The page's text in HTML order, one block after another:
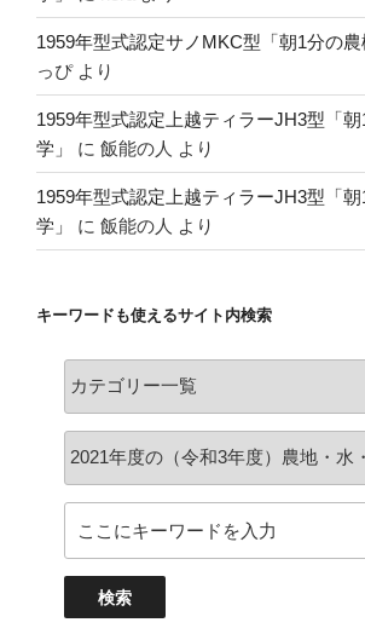
1959年型式認定サノMKC型「朝1分の農
っぴより
1959年型式認定上越ティラーJH3型「
学」
に 飯能の人 より
1959年型式認定上越ティラーJH3型「
学」
に 飯能の人 より
キーワードも使えるサイト内検索